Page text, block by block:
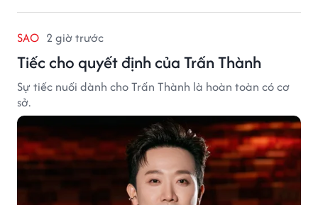
SAO 2 giờ trước
Tiếc cho quyết định của Trấn Thành
Sự tiếc nuối dành cho Trấn Thành là hoàn toàn có cơ
sở.